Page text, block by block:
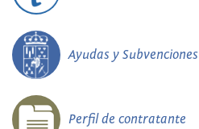
Ayudas y Subvenciones
Perfil de contratante